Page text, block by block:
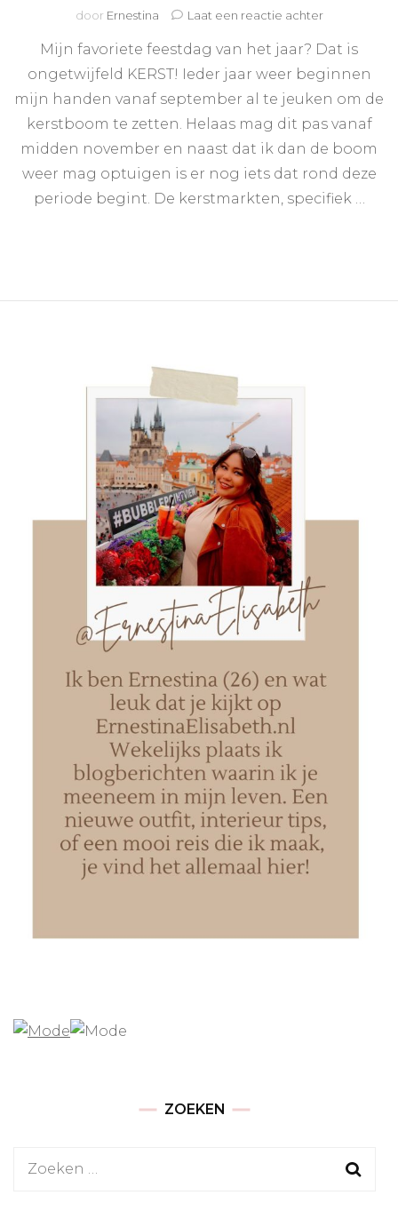
door Ernestina Laat een reactie achterop
dag
naar
de
kerstmarkt
Düsseldorf
Mijn favoriete feestdag van het jaar? Dat is
ongetwijfeld KERST! Ieder jaar weer beginnen
mijn handen vanaf september al te jeuken om de
kerstboom te zetten. Helaas mag dit pas vanaf
midden november en naast dat ik dan de boom
weer mag optuigen is er nog iets dat rond deze
periode begint. De kerstmarkten, specifiek …
ZOEKEN
Zoeken